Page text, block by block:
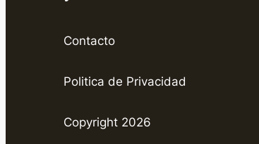
Contacto
Politica de Privacidad
Copyright 2026